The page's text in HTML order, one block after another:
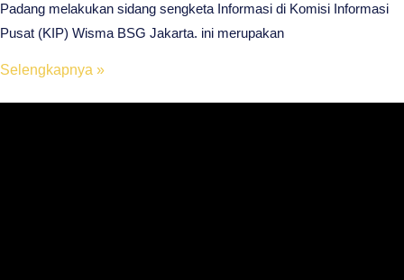
Padang melakukan sidang sengketa Informasi di Komisi Informasi
Pusat (KIP) Wisma BSG Jakarta. ini merupakan
Selengkapnya »